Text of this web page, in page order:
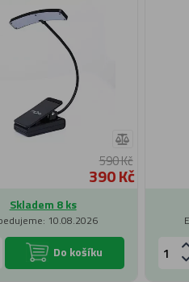
590 Kč
390 Kč
Skladem 8 ks
10.08.2026
Do košíku